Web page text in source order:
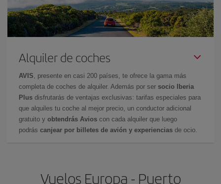
Alquiler de coches
AVIS , presente en casi 200 países, te ofrece la gama más
completa de coches de alquiler. Además por ser socio Iberia
Plus disfrutarás de ventajas exclusivas: tarifas especiales para
que alquiles tu coche al mejor precio, un conductor adicional
gratuito y obtendrás Avios con cada alquiler que luego
podrás canjear por billetes de avión y experiencias de ocio.
Vuelos Europa - Puerto